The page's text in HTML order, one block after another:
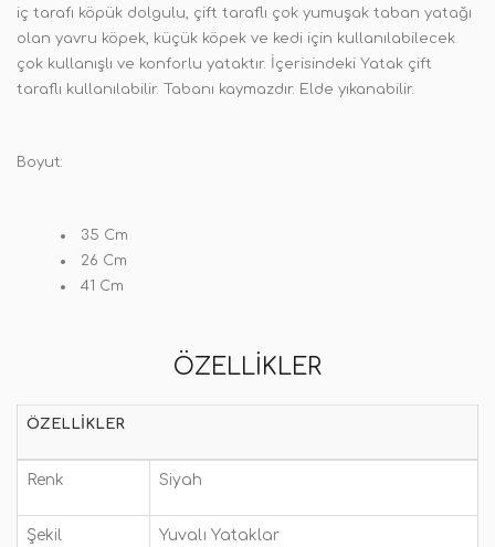
iç tarafı köpük dolgulu, çift taraflı çok yumuşak taban yatağı
olan yavru köpek, küçük köpek ve kedi için kullanılabilecek
çok kullanışlı ve konforlu yataktır. İçerisindeki Yatak çift
taraflı kullanılabilir. Tabanı kaymazdır. Elde yıkanabilir.
Boyut:
35 Cm
26 Cm
41 Cm
ÖZELLIKLER
ÖZELLIKLER
Renk Siyah
Şekil Yuvalı Yataklar